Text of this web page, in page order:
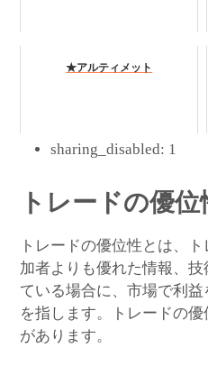
★アルティメット
sharing_disabled: 1
トレードの優
トレードの優位性とは、
加者よりも優れた情報、
ている場合に、市場で利
を指します。トレードの
があります。